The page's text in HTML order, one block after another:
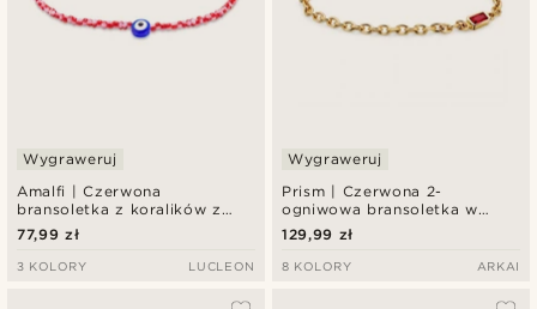
Amalfi | Czerwona
bransoletka z koralików z
motywem złego oka
Wygraweruj
77,99 zł
3 KOLORY LUCLEON
Prism | Czerwona 2-
ogniwowa bransoletka w
złotym odcieniu z
kryształowego szkła
Wygraweruj
129,99 zł
8 KOLORY ARKAI